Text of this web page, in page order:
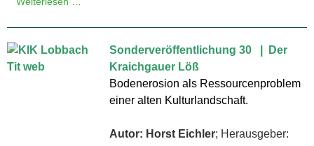
Sonderveröffentlichung 30 | Der
Kraichgauer Löß
Bodenerosion als Ressourcen­problem
einer alten Kulturland­schaft.
Autor: Horst Eichler; Herausgeber: